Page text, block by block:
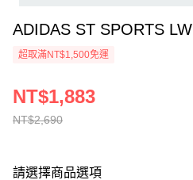
ADIDAS ST SPORTS
超取滿NT$1,500免運
NT$2,690
NT$1,883
請選擇商品選項